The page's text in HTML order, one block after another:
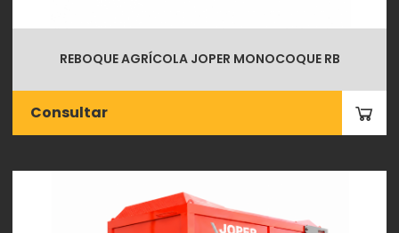
REBOQUE AGRÍCOLA JOPER MONOCOQUE RB
Consultar